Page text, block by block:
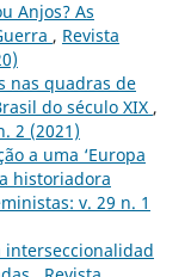
Anjos? As
, Revista
nas quadras de
do século XIX ,
2 (2021)
a uma ‘Europa
historiadora
v. 29 n. 1
interseccionalidad